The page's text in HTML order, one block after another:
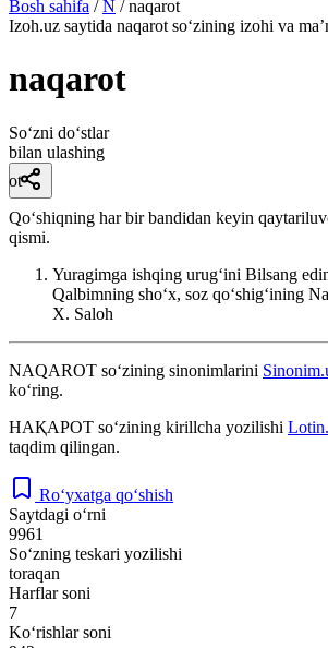
Bosh sahifa / N / naqarot
Izoh.uz saytida naqarot so‘zining izohi va
naqarot
So‘zni do‘stlar
bilan ulashing
ot
Qoʻshiqning har bir bandidan keyin
qismi.
Yuragimga ishqing urugʻini Bilsang
Qalbimning shoʻx, soz qoʻshigʻining
X. Saloh
NAQAROT so‘zining sinonimlarini
ko‘ring.
НАҚАРОТ so‘zining kirillcha yozilishi
taqdim qilingan.
Ro‘yxatga qo‘shish
Saytdagi o‘rni
9961
So‘zning teskari yozilishi
toraqan
Harflar soni
7
Ko‘rishlar soni